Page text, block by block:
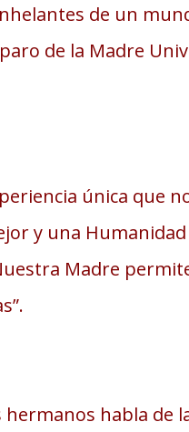
de un
de la Madre
única que
y una
Madre
hermanos habla de